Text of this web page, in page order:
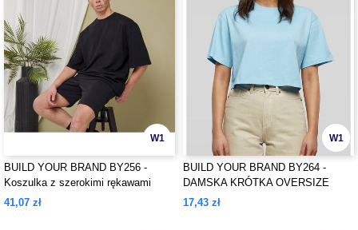
W1
BUILD YOUR BRAND BY256 -
Koszulka z szerokimi rękawami
41,07 zł
W1
BUILD YOUR BRAND BY264 -
DAMSKA KRÓTKA OVERSIZE
KOSZULKA
17,43 zł